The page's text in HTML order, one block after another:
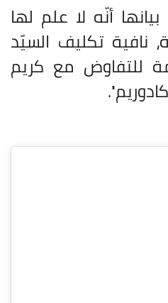
أنّه لا علم لها
نافية تكليف السيّد
للتفاوض مع كريم